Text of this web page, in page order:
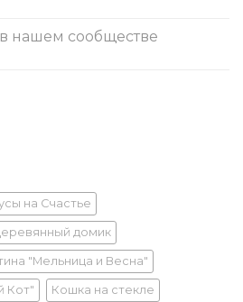
нашем сообществе
на Счастье
домик
"Мельница и Весна"
Кот" Кошка на стекле